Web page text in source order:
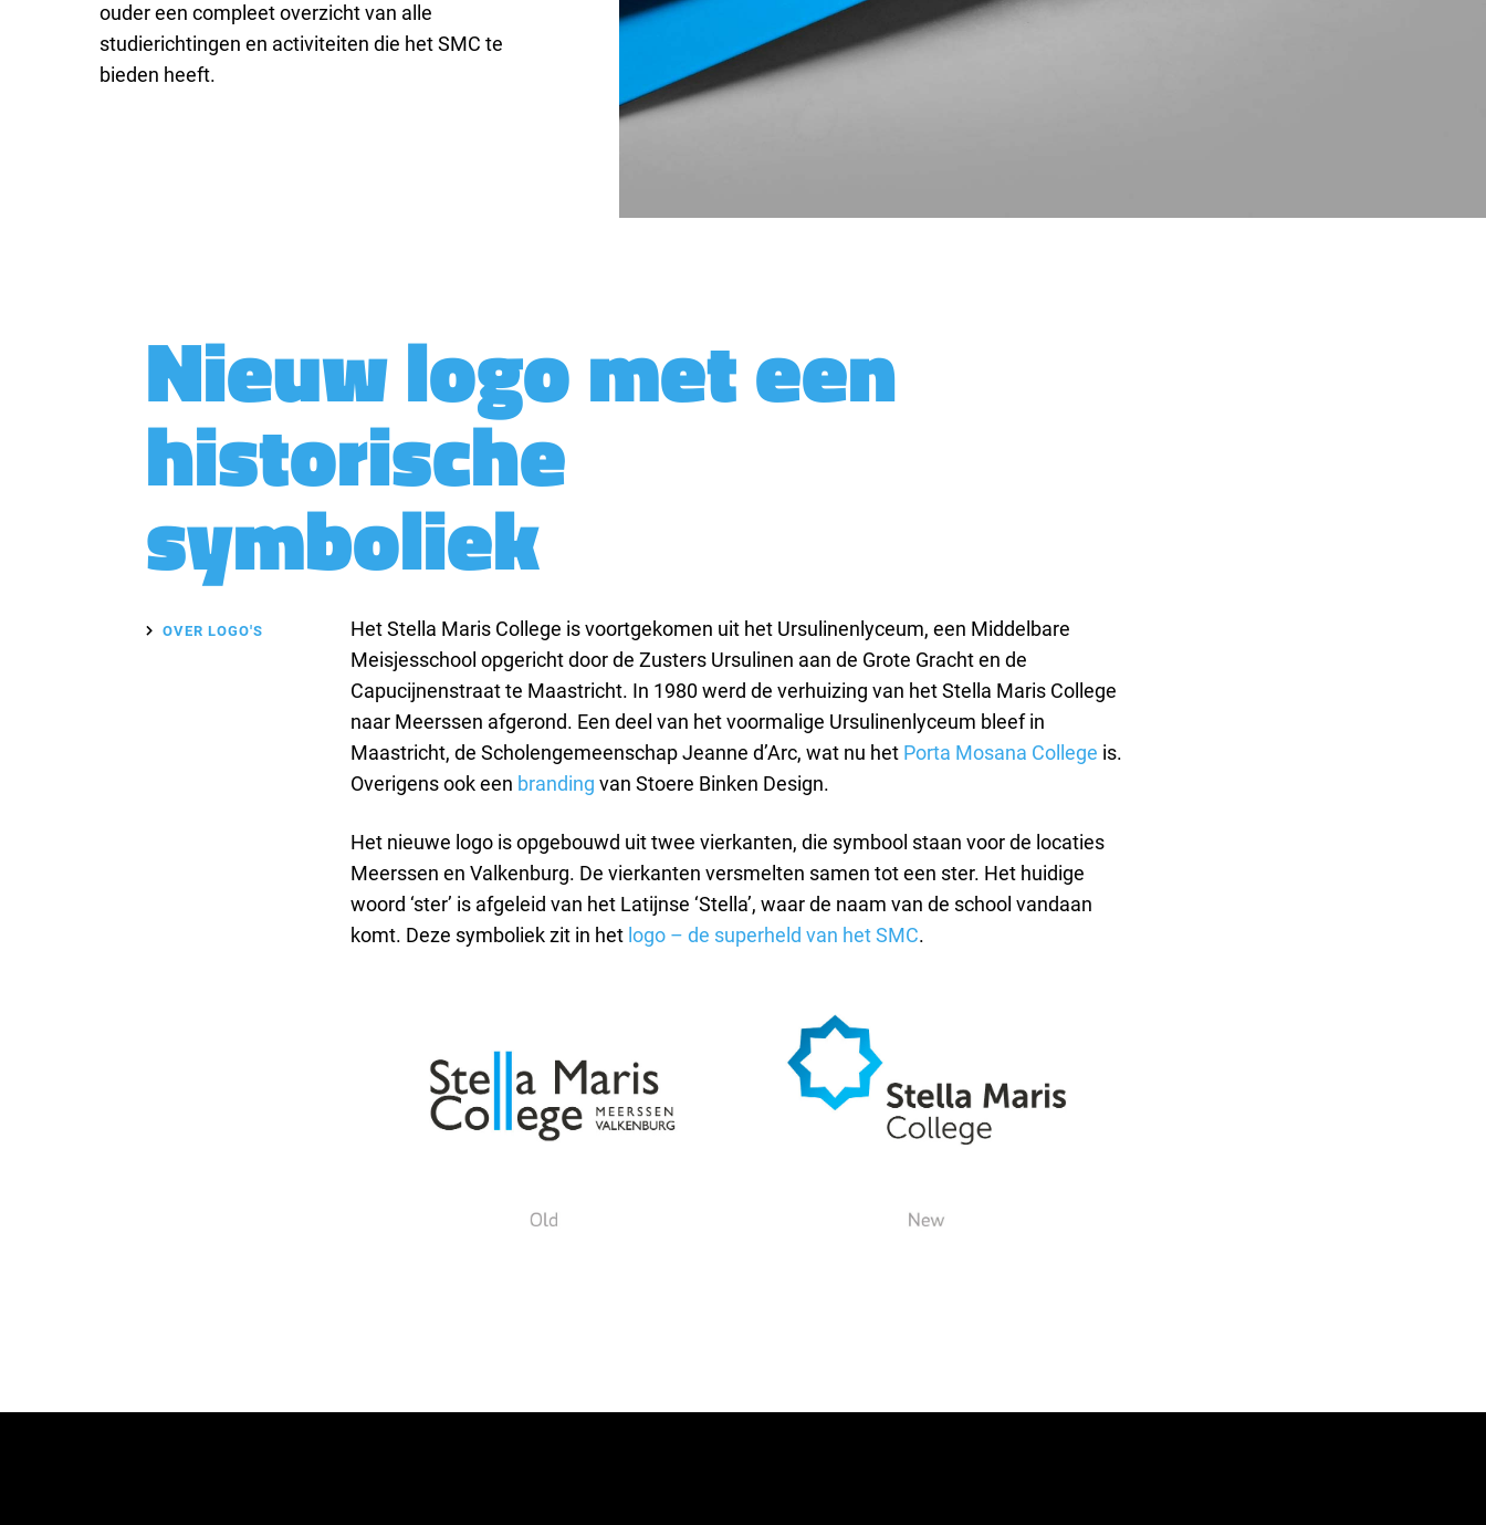
ouder een compleet overzicht van alle
studierichtingen en activiteiten die het SMC te
bieden heeft.
Nieuw logo met een
historische
symboliek
OVER LOGO'S
Het Stella Maris College is voortgekomen uit het Ursulinenlyceum, een Middelbare
Meisjesschool opgericht door de Zusters Ursulinen aan de Grote Gracht en de
Capucijnenstraat te Maastricht. In 1980 werd de verhuizing van het Stella Maris College
naar Meerssen afgerond. Een deel van het voormalige Ursulinenlyceum bleef in
Maastricht, de Scholengemeenschap Jeanne d’Arc, wat nu het Porta Mosana College is.
Overigens ook een branding van Stoere Binken Design.
Het nieuwe logo is opgebouwd uit twee vierkanten, die symbool staan voor de locaties
Meerssen en Valkenburg. De vierkanten versmelten samen tot een ster. Het huidige
woord ‘ster’ is afgeleid van het Latijnse ‘Stella’, waar de naam van de school vandaan
komt. Deze symboliek zit in het logo – de superheld van het SMC.